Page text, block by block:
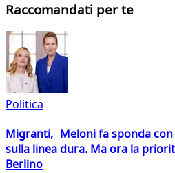
Raccomandati per te
Politica
Migranti, Meloni fa sponda con
sulla linea dura. Ma ora la
Berlino